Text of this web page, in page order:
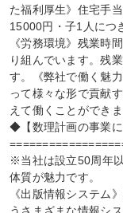
た福利厚生》住宅手
15000円・子1人につ
《労務環境》残業時
り組んでいます。残
す。《弊社で働く魅
って様々な形で貢献
えて働くことができま
◆【数理計画の事業に
※当社は設立50周年
体質が魅力です。
《出版情報システム